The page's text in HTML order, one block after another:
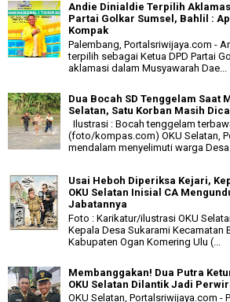
Andie Dinialdie Terpilih
Partai Golkar Sumsel, Bahlil :
Kompak
Palembang, Portalsriwijaya.com -
terpilih sebagai Ketua DPD Partai
aklamasi dalam Musyawarah Dae...
Dua Bocah SD Tenggelam Saat
Selatan, Satu Korban Masih
Ilustrasi : Bocah tenggelam
(foto/kompas.com) OKU Selatan,
mendalam menyelimuti warga
Usai Heboh Diperiksa Kejari,
OKU Selatan Inisial CA
Jabatannya
Foto : Karikatur/ilustrasi OKU
Kepala Desa Sukarami Kecamatan
Kabupaten Ogan Komering Ulu (...
Membanggakan! Dua Putra
OKU Selatan Dilantik Jadi
OKU Selatan, Portalsriwijaya.com -